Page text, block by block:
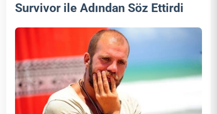
Survivor ile Adından Söz Ettirdi